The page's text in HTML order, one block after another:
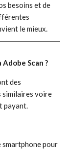
besoins et de
le mieux.
Scan ?
des
voire
payant.
smartphone pour